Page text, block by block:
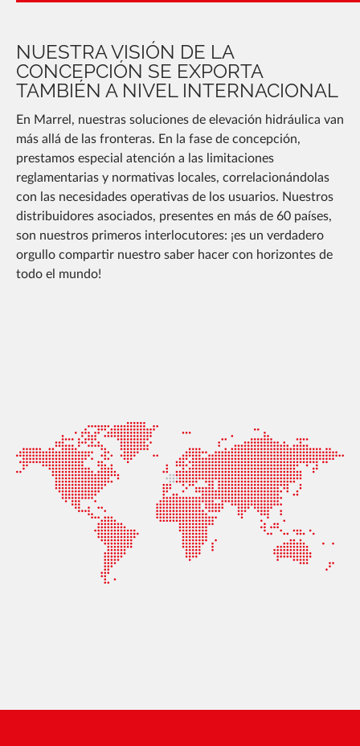
NUESTRA VISIÓN DE LA
CONCEPCIÓN SE EXPORTA
TAMBIÉN A NIVEL INTERNACIONAL
En Marrel, nuestras soluciones de elevación hidráulica van
más allá de las fronteras. En la fase de concepción,
prestamos especial atención a las limitaciones
reglamentarias y normativas locales, correlacionándolas
con las necesidades operativas de los usuarios. Nuestros
distribuidores asociados, presentes en más de 60 países,
son nuestros primeros interlocutores: ¡es un verdadero
orgullo compartir nuestro saber hacer con horizontes de
todo el mundo!